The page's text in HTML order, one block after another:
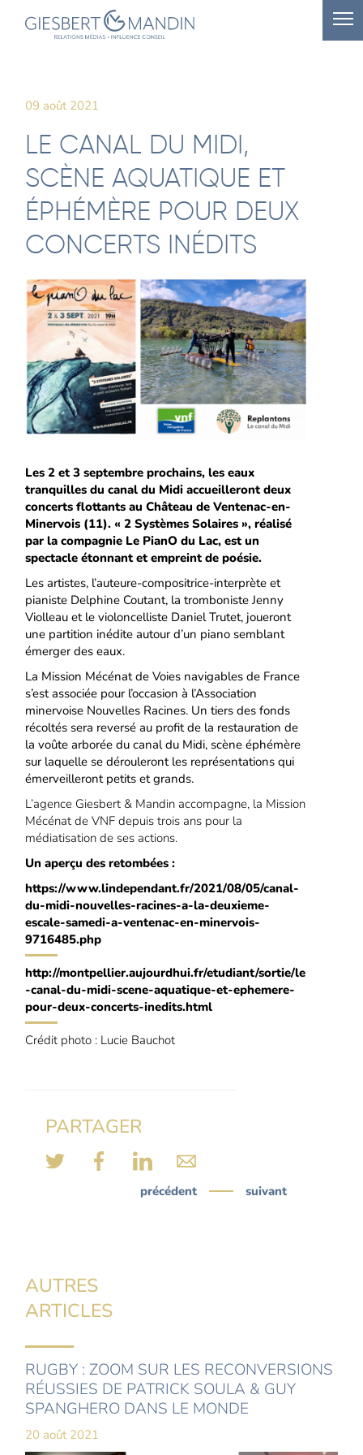
09 août 2021
LE CANAL DU MIDI,
SCÈNE AQUATIQUE ET
ÉPHÉMÈRE POUR DEUX
CONCERTS INÉDITS
Les 2 et 3 septembre prochains, les eaux
tranquilles du canal du Midi accueilleront deux
concerts flottants au Château de Ventenac-en-
Minervois (11). « 2 Systèmes Solaires », réalisé
par la compagnie Le PianO du Lac, est un
spectacle étonnant et empreint de poésie.
Les artistes, l’auteure-compositrice-interprète et
pianiste Delphine Coutant, la tromboniste Jenny
Violleau et le violoncelliste Daniel Trutet, joueront
une partition inédite autour d’un piano semblant
émerger des eaux.
La Mission Mécénat de Voies navigables de France
s’est associée pour l’occasion à l’Association
minervoise Nouvelles Racines. Un tiers des fonds
récoltés sera reversé au profit de la restauration de
la voûte arborée du canal du Midi, scène éphémère
sur laquelle se dérouleront les représentations qui
émerveilleront petits et grands.
L’agence Giesbert & Mandin accompagne, la Mission
Mécénat de VNF depuis trois ans pour la
médiatisation de ses actions.
Un aperçu des retombées :
https://www.lindependant.fr/2021/08/05/canal-
du-midi-nouvelles-racines-a-la-deuxieme-
escale-samedi-a-ventenac-en-minervois-
9716485.php
http://montpellier.aujourdhui.fr/etudiant/sortie/le
-canal-du-midi-scene-aquatique-et-ephemere-
pour-deux-concerts-inedits.html
Crédit photo : Lucie Bauchot
PARTAGER
précédent suivant
AUTRES
ARTICLES
RUGBY : ZOOM SUR LES RECONVERSIONS
RÉUSSIES DE PATRICK SOULA & GUY
SPANGHERO DANS LE MONDE
20 août 2021